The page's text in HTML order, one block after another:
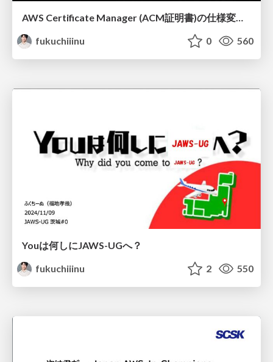
AWS Certificate Manager (ACM証明書)の仕様変更対応 〜スマートな切り替え術〜
fukuchiiinu
0 560
Youは何しにJAWS-UGへ？
fukuchiiinu
2 550